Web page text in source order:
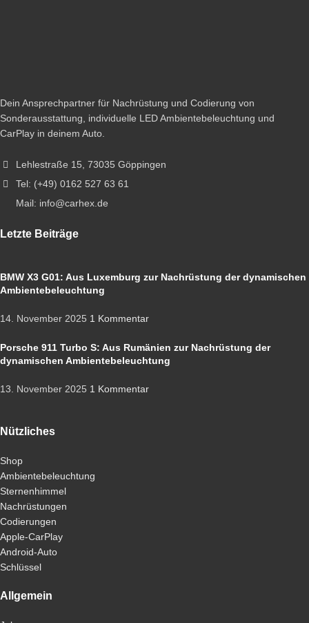
Dein Ansprechpartner für Nachrüstung und Codierung von
Sonderausstattung, individuelle LED Ambientebeleuchtung und
CarPlay in deinem Auto.
Lehlestraße 15, 73035 Göppingen
Tel: (+49) 0162 527 63 61
Mail: info@carhex.de
Letzte Beiträge
BMW X3 G01: Aus Luxemburg zur Nachrüstung der dynamischen
Ambientebeleuchtung
14. November 2025 1 Kommentar
Porsche 911 Turbo S: Aus Rumänien zur Nachrüstung der
dynamischen Ambientebeleuchtung
13. November 2025 1 Kommentar
Nützliches
Shop
Ambientebeleuchtung
Sternenhimmel
Nachrüstungen
Codierungen
Apple-CarPlay
Android-Auto
Schlüssel
Allgemein